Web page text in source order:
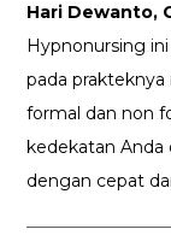
Hari Dewanto,
Hypnonursing
pada
formal dan non
kedekatan Anda
dengan cepat